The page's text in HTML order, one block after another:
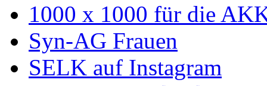
1000 x 1000 für die
Syn-AG Frauen
SELK auf Instagram